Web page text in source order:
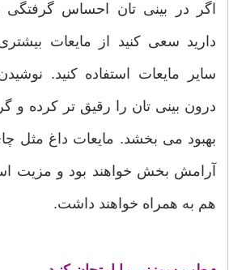
اگر در بینی تان احساس گرفتگی
دارید سعی کنید از مایعات
سایر مایعات استفاده کنید.
درون بینی تان را رقیق تر کرده و
بهبود می بخشد. مایعات داغ مثل
آرامش بخش خواهند بود و مزیت
هم به همراه خواهند داشت.